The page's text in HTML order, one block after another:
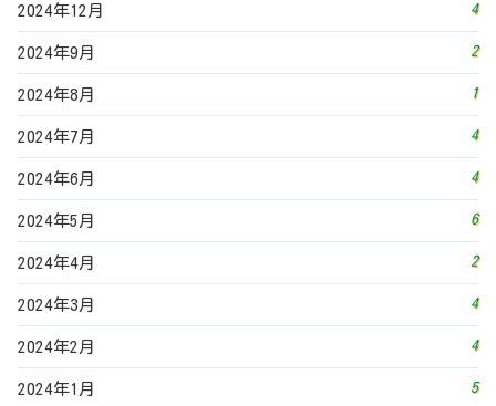
2024年12月 4
2024年9月 2
2024年8月 1
2024年7月 4
2024年6月 4
2024年5月 6
2024年4月 2
2024年3月 4
2024年2月 4
2024年1月 5